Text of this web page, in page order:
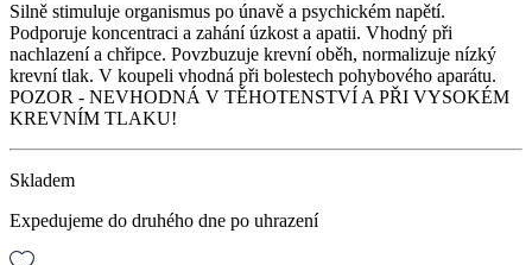
Silně stimuluje organismus po únavě a psychickém napětí.
Podporuje koncentraci a zahání úzkost a apatii. Vhodný při
nachlazení a chřipce. Povzbuzuje krevní oběh, normalizuje nízký
krevní tlak. V koupeli vhodná při bolestech pohybového aparátu.
POZOR - NEVHODNÁ V TĚHOTENSTVÍ A PŘI VYSOKÉM
KREVNÍM TLAKU!
Skladem
Expedujeme do druhého dne po uhrazení